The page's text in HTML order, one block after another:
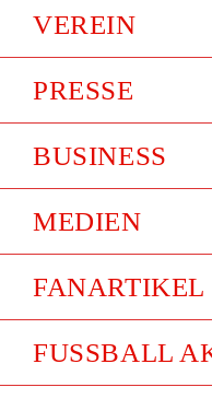
VEREIN
PRESSE
BUSINESS
MEDIEN
FANARTIKEL
FUSSBALL